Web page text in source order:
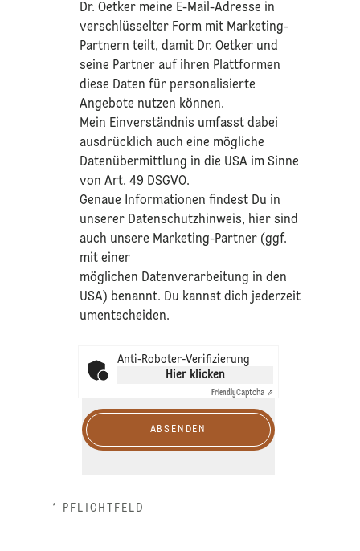
Dr. Oetker meine E-Mail-Adresse in
verschlüsselter Form mit Marketing-
Partnern teilt, damit Dr. Oetker und
seine Partner auf ihren Plattformen
diese Daten für personalisierte
Angebote nutzen können.
Mein Einverständnis umfasst dabei
ausdrücklich auch eine mögliche
Datenübermittlung in die USA im Sinne
von Art. 49 DSGVO.​
​Genaue Informationen findest Du in
unserer Datenschutzhinweis, hier sind
auch unsere Marketing-Partner (ggf.
mit einer
möglichen Datenverarbeitung in den
USA) benannt. Du kannst dich jederzeit
umentscheiden.
Anti-Roboter-Verifizierung
Hier klicken
FriendlyCaptcha ⇗
ABSENDEN
* PFLICHTFELD